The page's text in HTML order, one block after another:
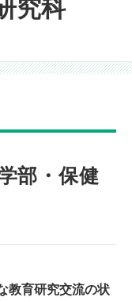
究科
部・保健
教育研究交流の状